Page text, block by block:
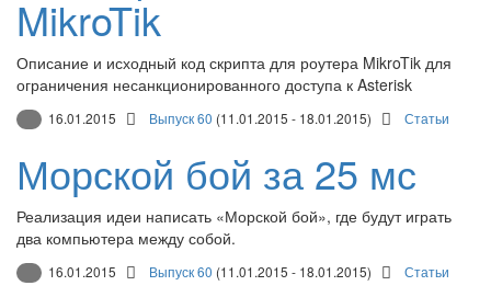
MikroTik
Описание и исходный код скрипта для роутера MikroTik для
ограничения несанкционированного доступа к Asterisk
16.01.2015 Выпуск 60 (11.01.2015 - 18.01.2015) Статьи
Морской бой за 25 мс
Реализация идеи написать «Морской бой», где будут играть
два компьютера между собой.
16.01.2015 Выпуск 60 (11.01.2015 - 18.01.2015) Статьи